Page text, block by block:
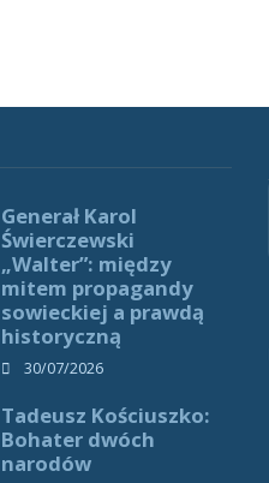
Generał Karol
Świerczewski
„Walter”: między
mitem propagandy
sowieckiej a prawdą
historyczną
30/07/2026
Tadeusz Kościuszko:
Bohater dwóch
narodów